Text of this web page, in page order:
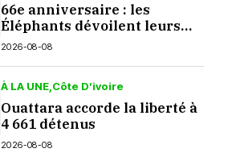
66e anniversaire : les
Éléphants dévoilent leurs
nouveaux crocs à Yopougon
2026-08-08
À LA UNE Côte D’ivoire
Ouattara accorde la liberté à
4 661 détenus
2026-08-08